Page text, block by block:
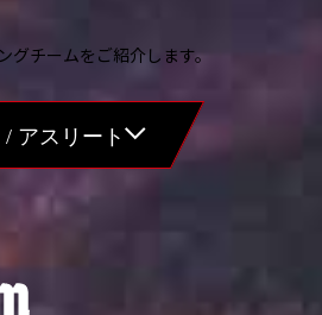
チームをご紹介します。
アスリート